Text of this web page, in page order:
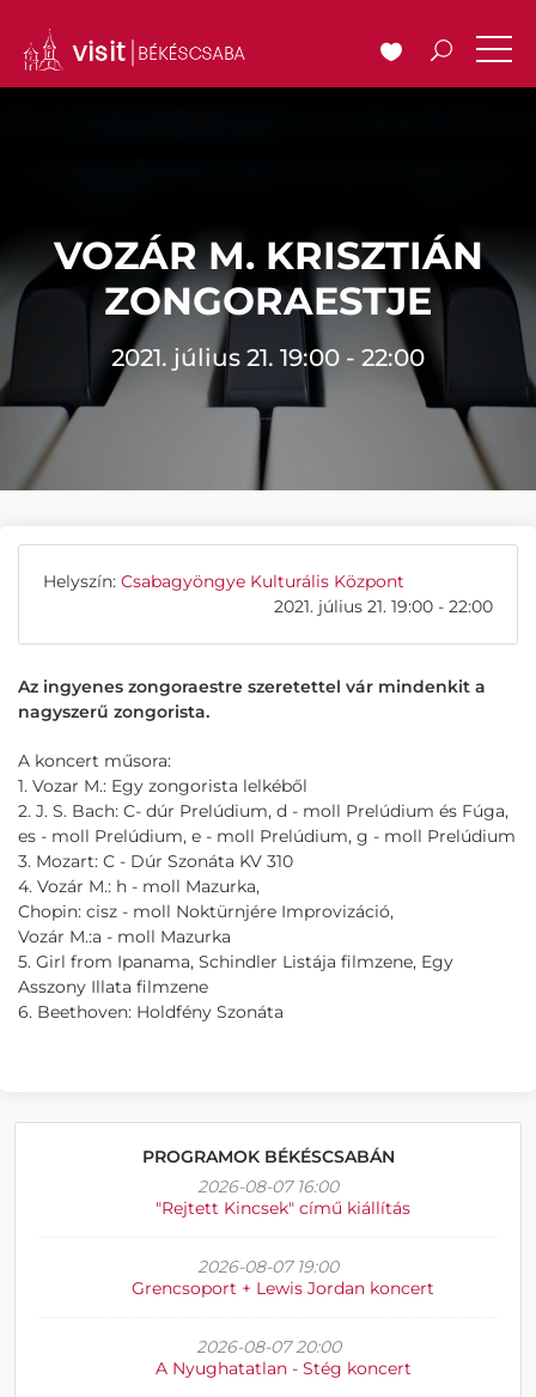
VOZÁR M. KRISZTIÁN
ZONGORAESTJE
2021. július 21. 19:00 - 22:00
Helyszín: Csabagyöngye Kulturális Központ
2021. július 21. 19:00 - 22:00
Az ingyenes zongoraestre szeretettel vár mindenkit a
nagyszerű zongorista.
A koncert műsora:
1. Vozar M.: Egy zongorista lelkéből
2. J. S. Bach: C- dúr Prelúdium, d - moll Prelúdium és Fúga,
es - moll Prelúdium, e - moll Prelúdium, g - moll Prelúdium
3. Mozart: C - Dúr Szonáta KV 310
4. Vozár M.: h - moll Mazurka,
Chopin: cisz - moll Noktürnjére Improvizáció,
Vozár M.:a - moll Mazurka
5. Girl from Ipanama, Schindler Listája filmzene, Egy
Asszony Illata filmzene
6. Beethoven: Holdfény Szonáta
PROGRAMOK BÉKÉSCSABÁN
2026-08-07 16:00
"Rejtett Kincsek" című kiállítás
2026-08-07 19:00
Grencsoport + Lewis Jordan koncert
2026-08-07 20:00
A Nyughatatlan - Stég koncert